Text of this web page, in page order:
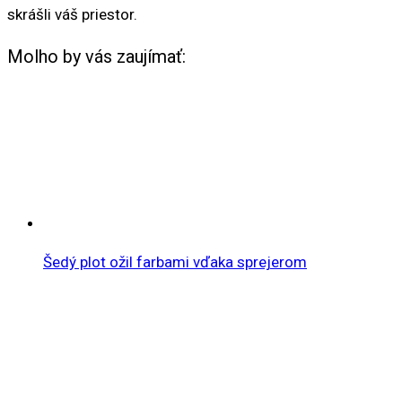
skrášli váš priestor.
Molho by vás zaujímať:
Šedý plot ožil farbami vďaka sprejerom